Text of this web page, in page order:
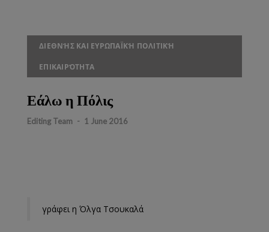
ΔΙΕΘΝΉΣ ΚΑΙ ΕΥΡΩΠΑΪΚΉ ΠΟΛΙΤΙΚΉ
ΕΠΙΚΑΙΡΌΤΗΤΑ
Εάλω η Πόλις
Editing Team - 1 June 2016
γράφει η Όλγα Τσουκαλά